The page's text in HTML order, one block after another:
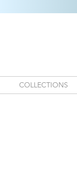
COLLECTIONS